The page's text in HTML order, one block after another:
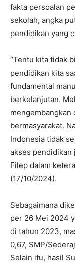
fakta persoalan
sekolah, angka
pendidikan yang
“Tentu kita tidak
pendidikan kita
fundamental
berkelanjutan.
bermasyarakat.
Indonesia tidak
akses pendidikan
Filep dalam
(17/10/2024).
Sebagaimana
per 26 Mei 2024
di tahun 2023,
0,67, SMP/
Selain itu, hasil